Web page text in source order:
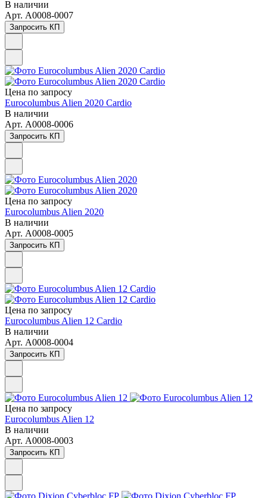
В наличии
Арт. A0008-0007
Запросить КП
Цена по запросу
Eurocolumbus Alien 2020 Cardio
В наличии
Арт. A0008-0006
Запросить КП
Цена по запросу
Eurocolumbus Alien 2020
В наличии
Арт. A0008-0005
Запросить КП
Цена по запросу
Eurocolumbus Alien 12 Cardio
В наличии
Арт. A0008-0004
Запросить КП
Цена по запросу
Eurocolumbus Alien 12
В наличии
Арт. A0008-0003
Запросить КП